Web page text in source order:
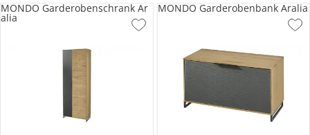
MONDO Garderobenschrank Ar
alia
MONDO Garderobenbank Aralia